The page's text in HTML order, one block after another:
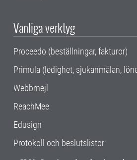
Vanliga verktyg
Proceedo (beställningar, fakturor)
Primula (ledighet, sjukanmälan,
Webbmejl
ReachMee
Edusign
Protokoll och beslutslistor